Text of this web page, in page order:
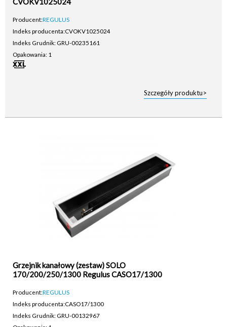
Producent:REGULUS
Indeks producenta:CVOKV1025024
Indeks Grudnik: GRU-00235161
Opakowania: 1
Szczegóły produktu>
Grzejnik kanałowy (zestaw) SOLO
170/200/250/1300 Regulus CASO17/1300
Producent:REGULUS
Indeks producenta:CASO17/1300
Indeks Grudnik: GRU-00132967